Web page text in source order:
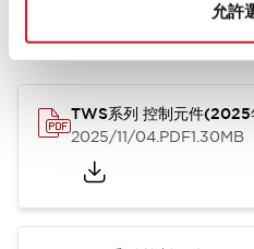
允許
認證
TWS系列 控制元件
2025/11/04.PDF1.30MB